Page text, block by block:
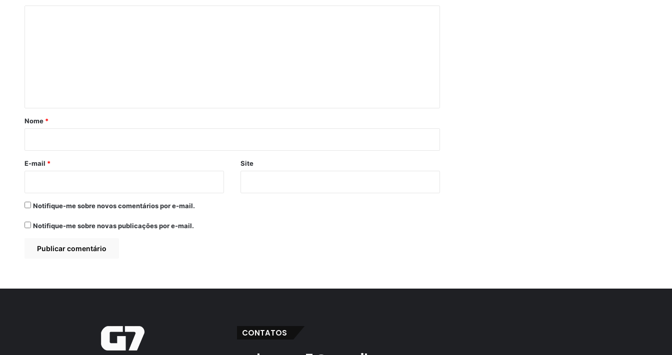
r
*
Nome *
E-mail * Site
Notifique-me sobre novos comentários por e-mail.
Notifique-me sobre novas publicações por e-mail.
CONTATOS